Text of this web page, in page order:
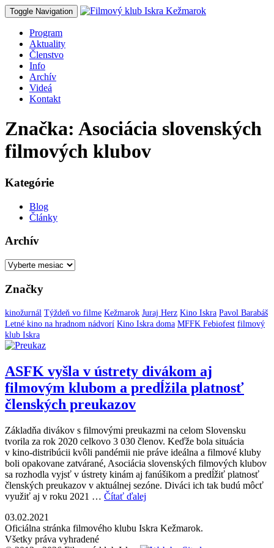
Toggle Navigation
Program
Aktuality
Členstvo
Info
Archív
Videá
Kontakt
Značka: Asociácia slovenských
filmových klubov
Kategórie
Blog
Články
Archív
Archív
Značky
kinožurnál Týždeň vo filme Kežmarok Juraj Herz Kino Iskra Pavol Barabáš
Letné kino na hradnom nádvorí Kino Iskra doma MFFK Febiofest filmový
klub Iskra
ASFK vyšla v ústrety divákom aj
filmovým klubom a predĺžila platnosť
členských preukazov
Základňa divákov s filmovými preukazmi na celom Slovensku
tvorila za rok 2020 celkovo 3 030 členov. Keďže bola situácia
v kino-distribúcii kvôli pandémii nie práve ideálna a filmové kluby
boli opakovane zatvárané, Asociácia slovenských filmových klubov
sa rozhodla vyjsť v ústrety kinám aj fanúšikom a predĺžiť platnosť
členských preukazov v aktuálnej sezóne. Diváci ich tak budú môcť
využiť aj v roku 2021 … Čítať ďalej
03.02.2021
Oficiálna stránka filmového klubu Iskra Kežmarok.
Všetky práva vyhradené